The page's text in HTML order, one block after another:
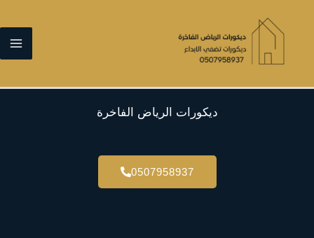
المحتوى
ديكورات الرياض الفاخرة
0507958937